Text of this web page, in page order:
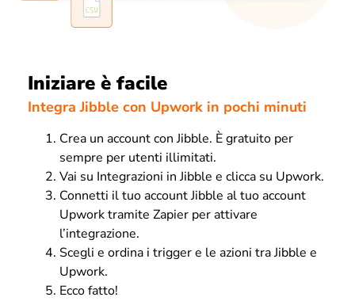
Iniziare è facile
Integra Jibble con Upwork in pochi minuti
Crea un account con Jibble. È gratuito per
sempre per utenti illimitati.
Vai su Integrazioni in Jibble e clicca su Upwork.
Connetti il tuo account Jibble al tuo account
Upwork tramite Zapier per attivare
l’integrazione.
Scegli e ordina i trigger e le azioni tra Jibble e
Upwork.
Ecco fatto!